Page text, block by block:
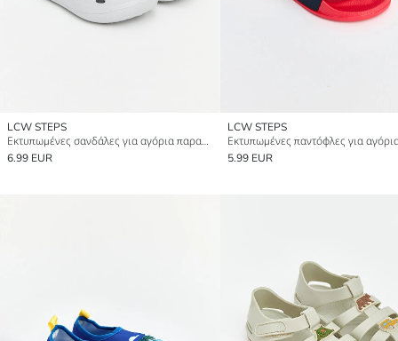
LCW STEPS
Εκτυπωμένες σανδάλες για αγόρια παραλίας
6.99 EUR
LCW STEPS
Εκτυπωμένες παντόφλες για
5.99 EUR